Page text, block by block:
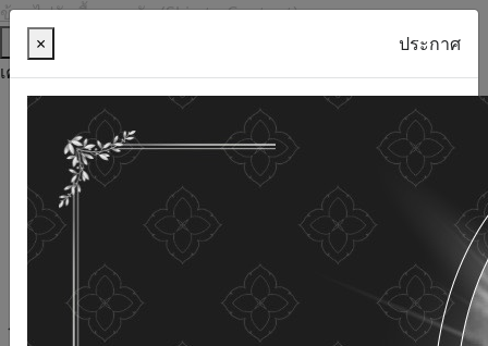
ข้ามไปยังเนื้อหาหลัก (Skip to Content)
ช่วยเหลือ
เครื่องมือการเข้าถึง
ภาษาไทย
ภาษาอังกฤษ
เพิ่มขนาดตัวอักษร
ลดขนาดตัวอักษร
ขนาดตัวอักษรปกติ
ความคมชัดสูง
ความคมชัดเชิงลบ
ความคมชัดปกติ
เปิดอ่านด้วยเสียง
ปิดอ่านด้วยเสียง
× ประกาศ